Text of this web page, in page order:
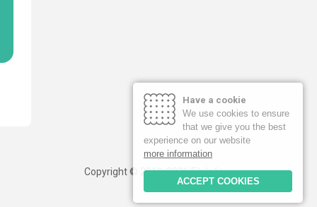
Copyright © 2019-2026 FileInfo
Have a cookie
We use cookies to ensure
that we give you the best
experience on our website
more information
ACCEPT COOKIES